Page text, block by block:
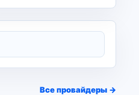
Все провайдеры →